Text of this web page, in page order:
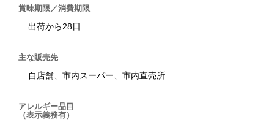
賞味期限／消費期限
出荷から28日
主な販売先
自店舗、市内スーパー、市内直売所
アレルギー品目
（表示義務有）